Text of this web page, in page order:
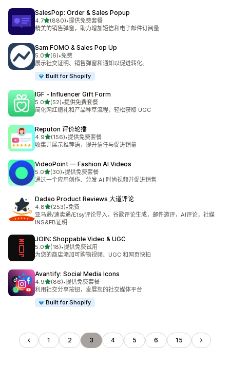
SalesPop: Order & Sales Popup
4.7星（满分 5 星）
(880)
总共 880 条评论
•提供免费套餐
精美的销售弹窗，助力增加短信和电子邮件订阅量
Sam FOMO & Sales Pop Up
5.0星（满分 5 星）
(6)
总共 6 条评论
•免费
展示社交证明、销售弹窗和通知以促进转化。
Built for Shopify
IGF ‑ Influencer Gift Form
5.0星（满分 5 星）
(52)
总共 52 条评论
•提供免费套餐
简化网红赠礼和产品种草流程，轻松获取 UGC
Reputon 评价轮播
4.9星（满分 5 星）
(156)
总共 156 条评论
•提供免费套餐
收集并展示推荐语，提升信任与促进销量
VideoPoint — Fashion AI Videos
5.0星（满分 5 星）
(30)
总共 30 条评论
•提供免费套餐
通过一个应用创作、分发 AI 时尚视频并促进销售
Dadao Product Reviews 大道评论
4.8星（满分 5 星）
(253)
总共 253 条评论
•免费
亚马逊/速卖通/Etsy评论导入，谷歌评论生成，邮件邀评，AI评论，社媒
INS&FB证明
JOIN: Shoppable Video & UGC
5.0星（满分 5 星）
(18)
总共 18 条评论
•提供免费试用
为您的商店添加可购物视频、UGC 和网页快拍
Avantify: Social Media Icons
4.9星（满分 5 星）
(86)
总共 86 条评论
•提供免费套餐
利用社交分享按钮，发展您的社交媒体平台
Built for Shopify
1 2 3 4 5 6 15